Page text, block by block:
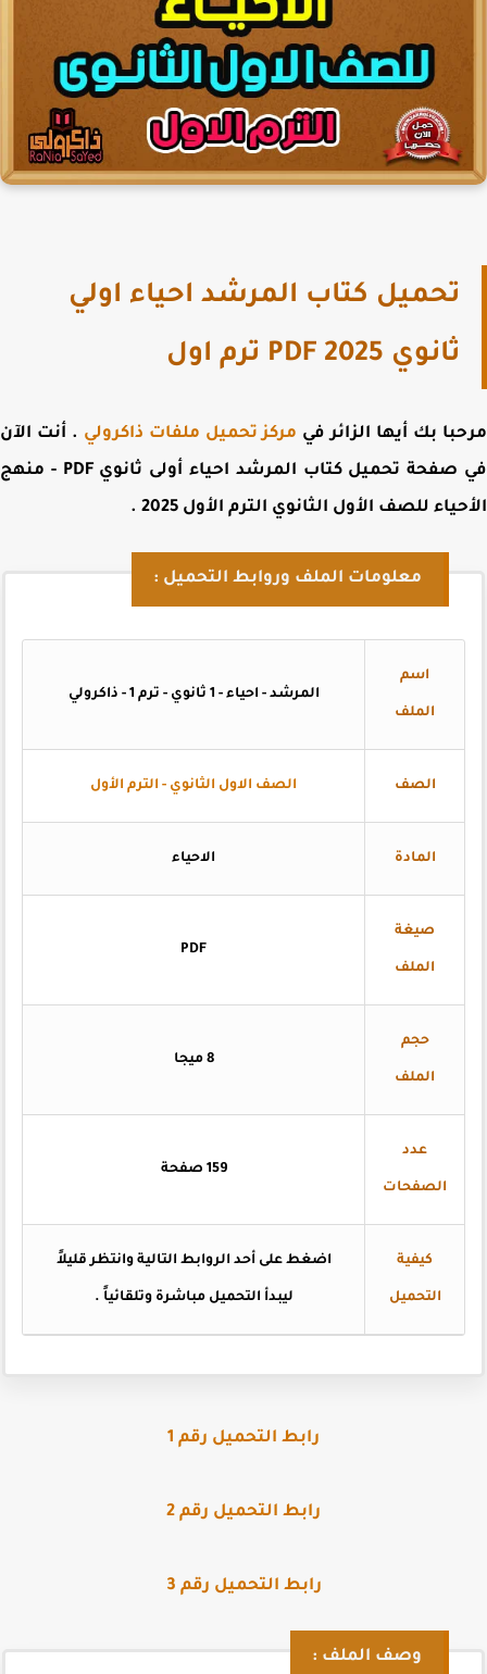
تحميل كتاب المرشد احياء اولي
ثانوي PDF 2025 ترم اول
بك أيها الزائر فيمركز تحميل ملفات ذاكرولي. أنت الآن
صفحة
تحميل كتاب المرشد احياء أولى ثانوي PDF - منهج
للصف الأول الثانوي الترم الأول 2025
.
معلومات الملف وروابط التحميل :
اسم
الملف
المرشد - احياء - 1 ثانوي - ترم 1 - ذاكرولي
الصف الصف الاول الثانوي - الترم الأول
المادة الاحياء
صيغة
الملف
PDF
حجم
الملف
عدد
الصفحات
159 صفحة
كيفية
التحميل
اضغط على أحد الروابط التالية وانتظر قليلاً
ليبدأ التحميل مباشرة وتلقائياً .
رابط التحميل رقم 1
رابط التحميل رقم 2
رابط التحميل رقم 3
وصف الملف :